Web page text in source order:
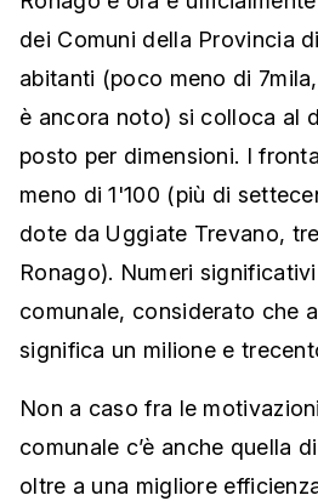
dei Comuni della Provincia
abitanti (poco meno di
è ancora noto) si colloca al
posto per dimensioni. I
meno di 1'100 (più di
dote da Uggiate Trevano,
Ronago). Numeri
comunale, considerato che
significa un milione e
Non a caso fra le
comunale c’è anche quella
oltre a una migliore